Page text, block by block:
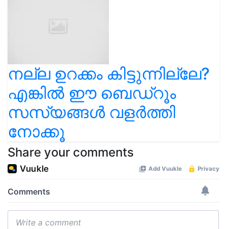
നല്ല ഉറക്കം കിട്ടുന്നില്ലേ?
എങ്കിൽ ഈ ബെഡ്‌റൂം
സസ്യങ്ങൾ വളർത്തി
നോക്കൂ
Share your comments